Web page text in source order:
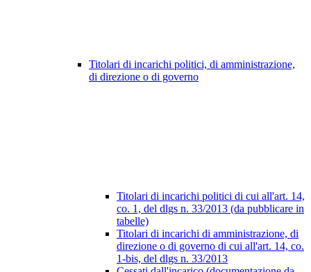
Titolari di incarichi politici, di amministrazione,
di direzione o di governo
Titolari di incarichi politici di cui all'art. 14,
co. 1, del dlgs n. 33/2013 (da pubblicare in
tabelle)
Titolari di incarichi di amministrazione, di
direzione o di governo di cui all'art. 14, co.
1-bis, del dlgs n. 33/2013